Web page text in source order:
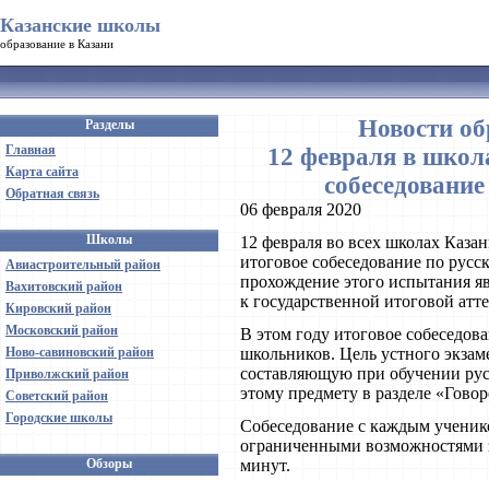
Казанские школы
образование в Казани
Разделы
Главная
Карта сайта
Обратная связь
Школы
Авиастроительный район
Вахитовский район
Кировский район
Московский район
Ново-савиновский район
Приволжский район
Советский район
Городские школы
Обзоры
Новости
12 февраля в
06 февраля 2020
12 февраля во всех школах
итоговое собеседование по
прохождение этого испытания
к государственной итоговой
В этом году итоговое
школьников. Цель устного
составляющую при обучении
этому предмету в разделе
Собеседование с каждым
ограниченными возможностями
минут.